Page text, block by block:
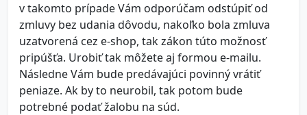
v takomto prípade Vám odporúčam odstúpiť od
zmluvy bez udania dôvodu, nakoľko bola zmluva
uzatvorená cez e-shop, tak zákon túto možnosť
pripúšťa. Urobiť tak môžete aj formou e-mailu.
Následne Vám bude predávajúci povinný vrátiť
peniaze. Ak by to neurobil, tak potom bude
potrebné podať žalobu na súd.